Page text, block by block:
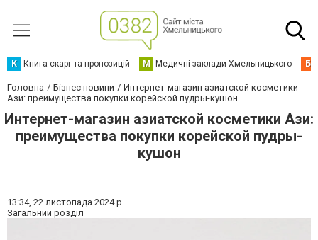
К Книга скарг та пропозицій М Медичні заклади Хмельницького Б
Головна Бізнес новини
Интернет-магазин азиатской косметики
Ази: преимущества покупки корейской пудры-кушон
Интернет-магазин азиатской косметики Ази:
преимущества покупки корейской пудры-
кушон
13:34, 22 листопада 2024 р.
Загальний розділ